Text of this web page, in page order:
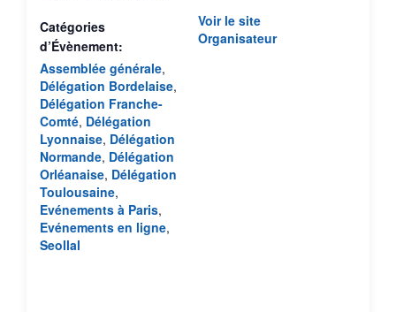
Catégories
d’Évènement:
Assemblée générale,
Délégation Bordelaise,
Délégation Franche-
Comté, Délégation
Lyonnaise, Délégation
Normande, Délégation
Orléanaise, Délégation
Toulousaine,
Evénements à Paris,
Evénements en ligne,
Seollal
Voir le site
Organisateur